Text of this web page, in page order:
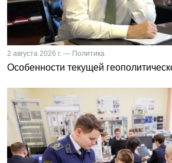
2 августа 2026 г. — Политика
Особенности текущей